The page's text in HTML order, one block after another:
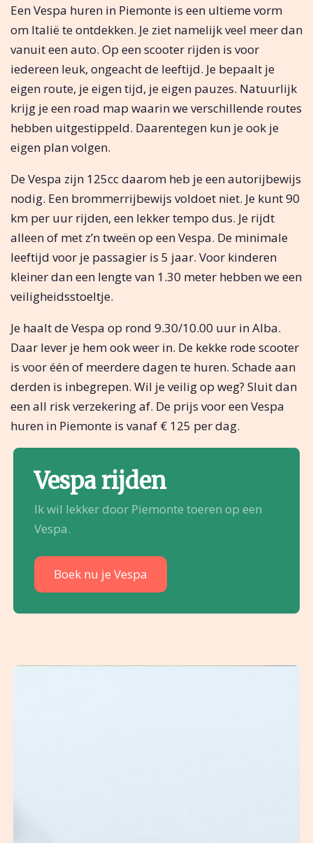
Een Vespa huren in Piemonte is een ultieme vorm
om Italië te ontdekken. Je ziet namelijk veel meer dan
vanuit een auto. Op een scooter rijden is voor
iedereen leuk, ongeacht de leeftijd. Je bepaalt je
eigen route, je eigen tijd, je eigen pauzes. Natuurlijk
krijg je een road map waarin we verschillende routes
hebben uitgestippeld. Daarentegen kun je ook je
eigen plan volgen.
De Vespa zijn 125cc daarom heb je een autorijbewijs
nodig. Een brommerrijbewijs voldoet niet. Je kunt 90
km per uur rijden, een lekker tempo dus. Je rijdt
alleen of met z’n tweën op een Vespa. De minimale
leeftijd voor je passagier is 5 jaar. Voor kinderen
kleiner dan een lengte van 1.30 meter hebben we een
veiligheidsstoeltje.
Je haalt de Vespa op rond 9.30/10.00 uur in Alba.
Daar lever je hem ook weer in. De kekke rode scooter
is voor één of meerdere dagen te huren. Schade aan
derden is inbegrepen. Wil je veilig op weg? Sluit dan
een all risk verzekering af. De prijs voor een Vespa
huren in Piemonte is vanaf € 125 per dag.
Vespa rijden
Ik wil lekker door Piemonte toeren op een
Vespa.
Boek nu je Vespa